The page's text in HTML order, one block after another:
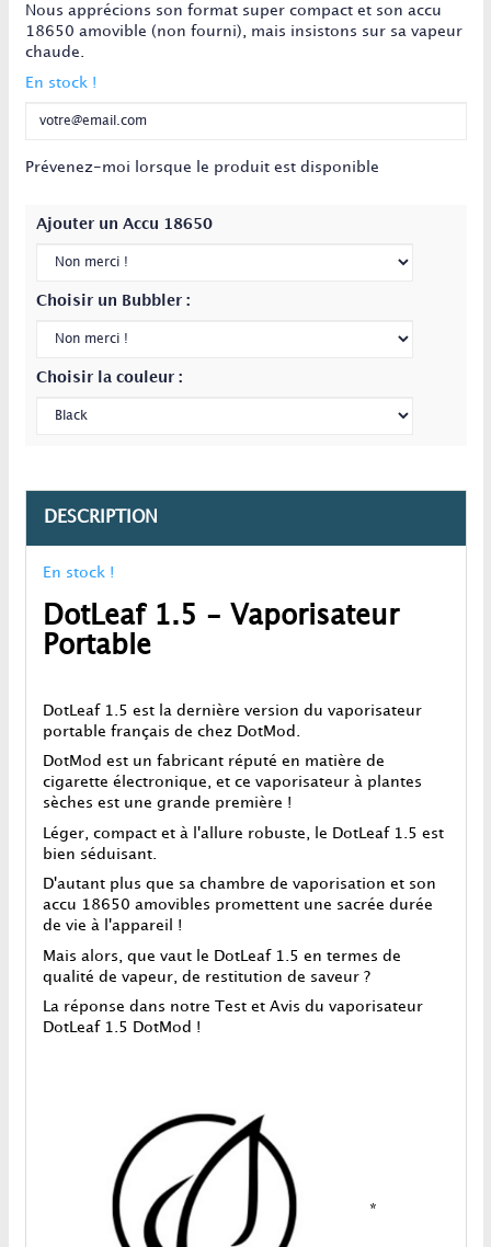
Nous apprécions son format super compact et son accu
18650 amovible (non fourni), mais insistons sur sa vapeur
chaude.
En stock !
Prévenez-moi lorsque le produit est disponible
Ajouter un Accu 18650
Choisir un Bubbler :
Choisir la couleur :
DESCRIPTION
En stock !
DotLeaf 1.5 - Vaporisateur
Portable
DotLeaf 1.5 est la dernière version du vaporisateur
portable français de chez DotMod.
DotMod est un fabricant réputé en matière de
cigarette électronique, et ce vaporisateur à plantes
sèches est une grande première !
Léger, compact et à l'allure robuste, le DotLeaf 1.5 est
bien séduisant.
D'autant plus que sa chambre de vaporisation et son
accu 18650 amovibles promettent une sacrée durée
de vie à l'appareil !
Mais alors, que vaut le DotLeaf 1.5 en termes de
qualité de vapeur, de restitution de saveur ?
La réponse dans notre Test et Avis du vaporisateur
DotLeaf 1.5 DotMod !
*